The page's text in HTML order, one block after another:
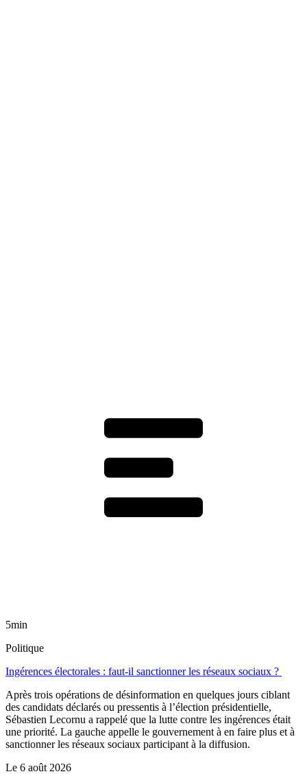
5min
Politique
Ingérences électorales : faut-il sanctionner les réseaux sociaux ?
Après trois opérations de désinformation en quelques jours ciblant
des candidats déclarés ou pressentis à l’élection présidentielle,
Sébastien Lecornu a rappelé que la lutte contre les ingérences était
une priorité. La gauche appelle le gouvernement à en faire plus et à
sanctionner les réseaux sociaux participant à la diffusion.
Le 6 août 2026